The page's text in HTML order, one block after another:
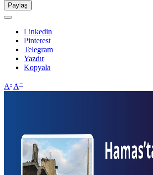
Paylaş
Linkedin
Pinterest
Telegram
Yazdır
Kopyala
A- A+